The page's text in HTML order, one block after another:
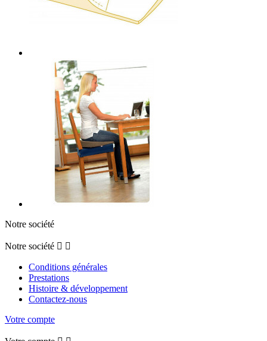
Notre société
Notre société  
Conditions générales
Prestations
Histoire & développement
Contactez-nous
Votre compte